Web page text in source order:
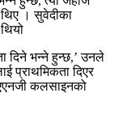
। सुवेदीका
दिने भन्ने हुन्छ,’ उनले
प्राथमिकता दिएर
कलसाइनको